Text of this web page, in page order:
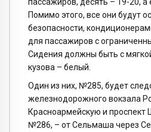
Помимо этого, все они будут
безопасности,
для пассажиров с
Сидения должны быть с
кузова – белый.
Один из них, №285, будет
железнодорожного вокзала
Красноармейскую и проспект
№286, – от Сельмаша через